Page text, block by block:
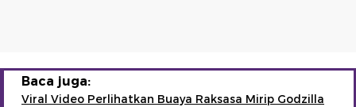
Baca juga:
Viral Video Perlihatkan Buaya Raksasa Mirip Godzilla